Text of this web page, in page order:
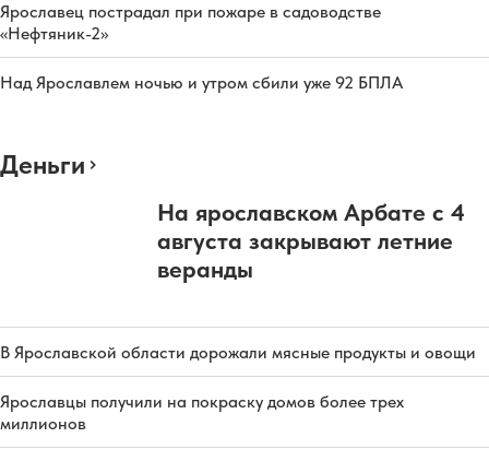
Ярославец пострадал при пожаре в садоводстве
«Нефтяник-2»
Над Ярославлем ночью и утром сбили уже 92 БПЛА
Деньги
На ярославском Арбате с 4
августа закрывают летние
веранды
В Ярославской области дорожали мясные продукты и овощи
Ярославцы получили на покраску домов более трех
миллионов